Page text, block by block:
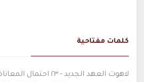
كلمات مفتاحية
لاهوت العهد الجديد - ٢٣ احتمال المعاناة من أجل المحبة